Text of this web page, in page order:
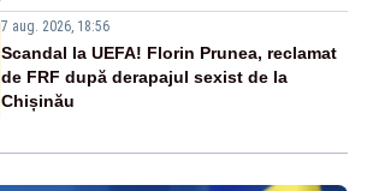
7 aug. 2026, 18:56
Scandal la UEFA! Florin Prunea, reclamat
de FRF după derapajul sexist de la
Chișinău